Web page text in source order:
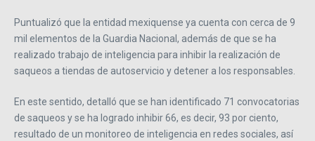
Puntualizó que la entidad mexiquense ya cuenta con cerca de 9
mil elementos de la Guardia Nacional, además de que se ha
realizado trabajo de inteligencia para inhibir la realización de
saqueos a tiendas de autoservicio y detener a los responsables.
En este sentido, detalló que se han identificado 71 convocatorias
de saqueos y se ha logrado inhibir 66, es decir, 93 por ciento,
resultado de un monitoreo de inteligencia en redes sociales, así